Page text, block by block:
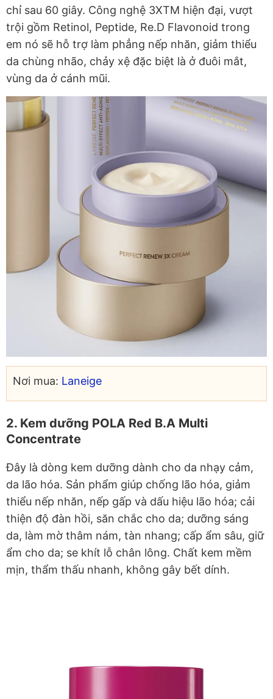
chỉ sau 60 giây. Công nghệ 3XTM hiện đại, vượt
trội gồm Retinol, Peptide, Re.D Flavonoid trong
em nó sẽ hỗ trợ làm phẳng nếp nhăn, giảm thiểu
da chùng nhão, chảy xệ đặc biệt là ở đuôi mắt,
vùng da ở cánh mũi.
Nơi mua: Laneige
2. Kem dưỡng POLA Red B.A Multi
Concentrate
Đây là dòng kem dưỡng dành cho da nhạy cảm,
da lão hóa. Sản phẩm giúp chống lão hóa, giảm
thiểu nếp nhăn, nếp gấp và dấu hiệu lão hóa; cải
thiện độ đàn hồi, săn chắc cho da; dưỡng sáng
da, làm mờ thâm nám, tàn nhang; cấp ẩm sâu, giữ
ẩm cho da; se khít lỗ chân lông. Chất kem mềm
mịn, thẩm thấu nhanh, không gây bết dính.